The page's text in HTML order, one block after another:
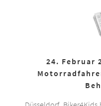
24. Februar